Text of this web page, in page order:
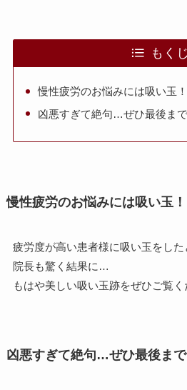
もくじ
慢性疲労のお悩みには吸い玉！
凶悪すぎて絶句…ぜひ最後ま
慢性疲労のお悩みには吸い玉！
疲労度が高い患者様に吸い玉をした
院長も驚く結果に…
もはや美しい吸い玉跡をぜひご覧く
凶悪すぎて絶句…ぜひ最後ま